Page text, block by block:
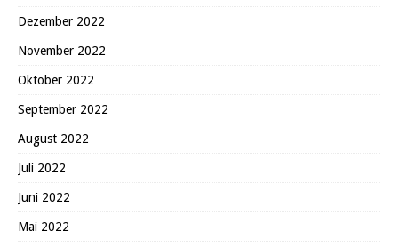
Dezember 2022
November 2022
Oktober 2022
September 2022
August 2022
Juli 2022
Juni 2022
Mai 2022